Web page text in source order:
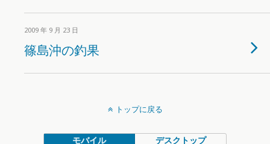
2009 年 9 月 23 日
篠島沖の釣果
トップに戻る
モバイル デスクトップ